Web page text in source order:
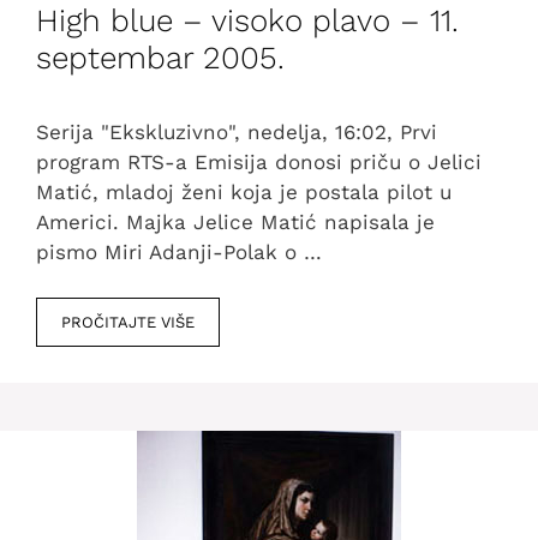
High blue – visoko plavo – 11.
septembar 2005.
Serija "Ekskluzivno", nedelja, 16:02, Prvi
program RTS-a Emisija donosi priču o Jelici
Matić, mladoj ženi koja je postala pilot u
Americi. Majka Jelice Matić napisala je
pismo Miri Adanji-Polak o …
PROČITAJTE VIŠE